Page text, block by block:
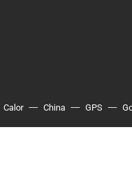
Calor China GPS